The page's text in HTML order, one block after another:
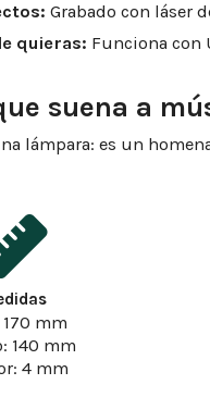
Grabado con láser
quieras: Funciona con
suena a
lámpara: es un
mm
140 mm
4 mm